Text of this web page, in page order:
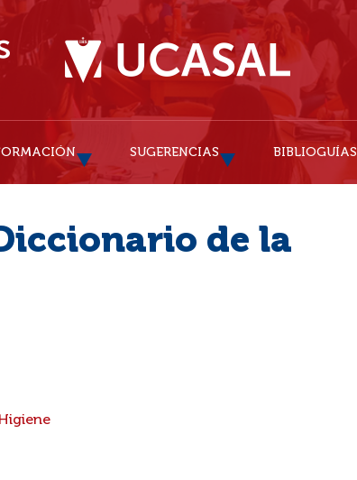
SUGERENCIAS BIBLIOGUÍAS
de la